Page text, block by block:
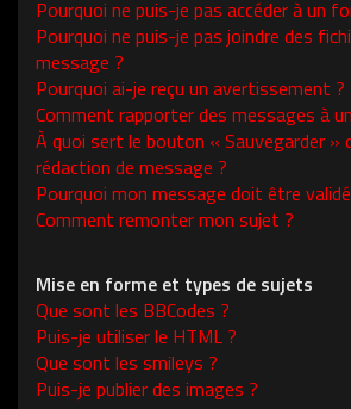
Pourquoi ne puis-je pas accéder à un
Pourquoi ne puis-je pas joindre des
message ?
Pourquoi ai-je reçu un avertissement ?
Comment rapporter des messages à
À quoi sert le bouton « Sauvegarder »
rédaction de message ?
Pourquoi mon message doit être
Comment remonter mon sujet ?
Mise en forme et types de sujets
Que sont les BBCodes ?
Puis-je utiliser le HTML ?
Que sont les smileys ?
Puis-je publier des images ?